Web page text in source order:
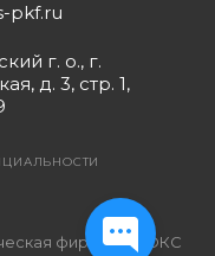
pkf.ru
г. о., г.
д. 3, стр. 1,
фирма ХОТОКС